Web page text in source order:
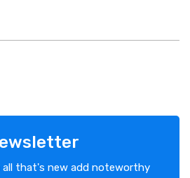
all that's new add noteworthy